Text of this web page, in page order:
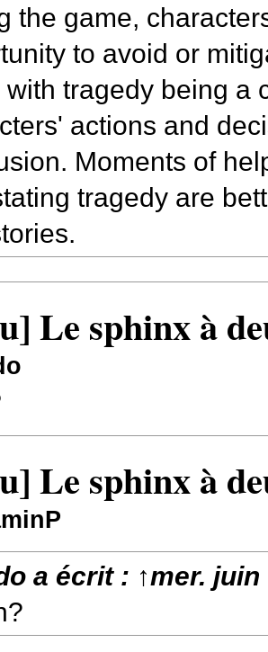
the game,
to avoid or
with tragedy being a
actions and
Moments of
tragedy are
Le sphinx à
Le sphinx à
a écrit : ↑mer. juin